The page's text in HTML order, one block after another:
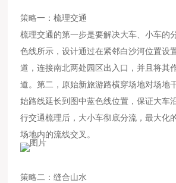
策略一：梳理交通
梳理交通的第一步是要解决大车、小车的
色线所示，设计通过在紧邻白沙河位置设
道，连接南北两处园区出入口，并且将其
道。第二，原始新旅游路横穿场地对场地
始路线延长到图中蓝色线位置，保证大车
行交通梳理后，大小车彻底分流，最大化
场地内的流线交叉。
策略二：缝合山水